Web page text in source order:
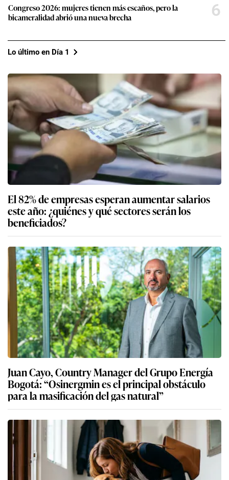
Congreso 2026: mujeres tienen más escaños, pero la
bicameralidad abrió una nueva brecha
6
Lo último en Día 1
El 82% de empresas esperan aumentar salarios
este año: ¿quiénes y qué sectores serán los
beneficiados?
Juan Cayo, Country Manager del Grupo Energía
Bogotá: “Osinergmin es el principal obstáculo
para la masificación del gas natural”